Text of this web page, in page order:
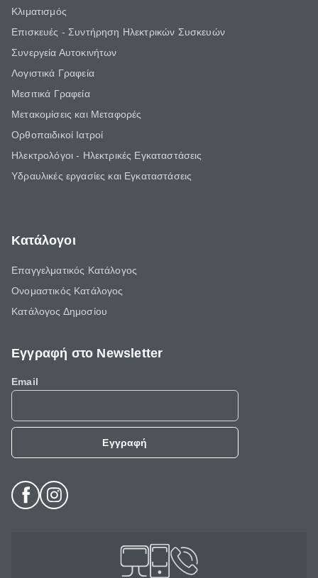
Κλιματισμός
Επισκευές - Συντήρηση Ηλεκτρικών Συσκευών
Συνεργεία Αυτοκινήτων
Λογιστικά Γραφεία
Μεσιτικά Γραφεία
Μετακομίσεις και Μεταφορές
Ορθοπαιδικοί Ιατροί
Ηλεκτρολόγοι - Ηλεκτρικές Εγκαταστάσεις
Υδραυλικές εργασίες και Εγκαταστάσεις
Κατάλογοι
Επαγγελματικός Κατάλογος
Ονομαστικός Κατάλογος
Κατάλογος Δημοσίου
Εγγραφή στο Newsletter
Email
Εγγραφή